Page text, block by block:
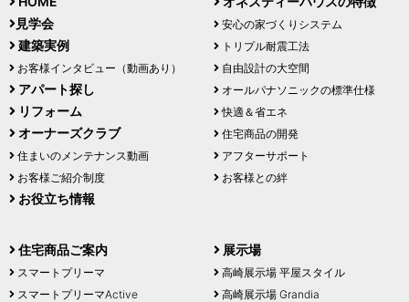
見学会
建築実例
お客様インタビュー（動画あり）
アパート探し
リフォーム
オーナーズクラブ
住まいのメンテナンス動画
お客様ご紹介制度
お役立ち情報
安心の家づくりシステム
トリプル耐震工法
自由設計の大空間
オールパナソニックの標準仕様
快適＆省エネ
住宅商品の開発
アフターサポート
お客様との絆
住宅商品ご案内
スマートプリーマ
スマートプリーマActive
展示場
高崎展示場 平屋スタイル
高崎展示場 Grandia